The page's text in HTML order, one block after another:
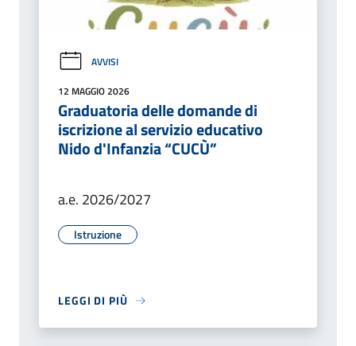
AVVISI
12 MAGGIO 2026
Graduatoria delle domande di
iscrizione al servizio educativo
Nido d'Infanzia “CUCÙ”
a.e. 2026/2027
Istruzione
LEGGI DI PIÙ